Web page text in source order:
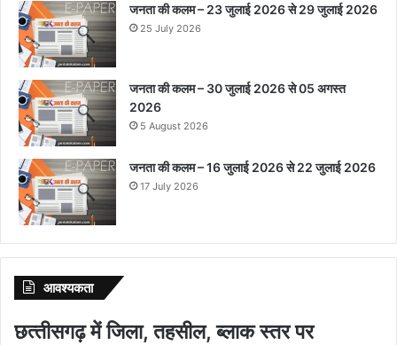
जनता की कलम – 23 जुलाई 2026 से 29 जुलाई 2026
25 July 2026
जनता की कलम – 30 जुलाई 2026 से 05 अगस्त
2026
5 August 2026
जनता की कलम – 16 जुलाई 2026 से 22 जुलाई 2026
17 July 2026
आवश्‍यकता
छत्‍तीसगढ़ में जिला, तहसील, ब्‍लाक स्‍तर पर